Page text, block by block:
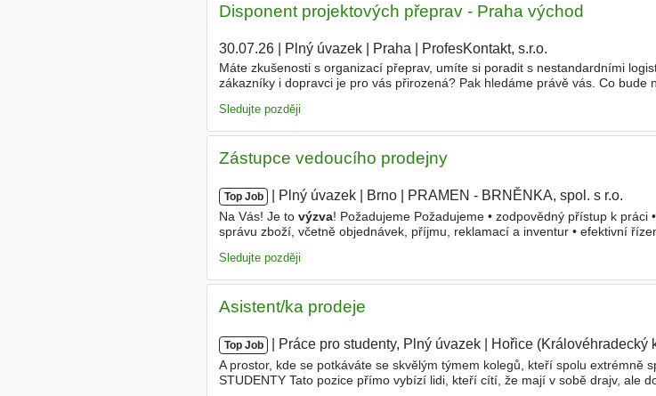
Disponent projektových přeprav - Praha východ
30.07.26| Plný úvazek| Praha ProfesKontakt, s.r.o.
Máte zkušenosti s organizací přeprav, umíte si poradit s nestandardními
zákazníky i dopravci je pro vás přirozená? Pak hledáme právě vás. Co bude
Sledujte později
Zástupce vedoucího prodejny
Top Job Plný úvazek Brno PRAMEN - BRNĚNKA, spol. s r.o.
Na Vás! Je to výzva! Požadujeme Požadujeme • zodpovědný přístup k práci
správu zboží, včetně objednávek, příjmu, reklamací a inventur • efektivní
Sledujte později
Asistent/ka prodeje
Top Job Práce pro studenty, Plný úvazek Hořice (Královéhradecký
A prostor, kde se potkáváte se skvělým týmem kolegů, kteří spolu extrémně
STUDENTY Tato pozice přímo vybízí lidi, kteří cítí, že mají v sobě drajv, ale